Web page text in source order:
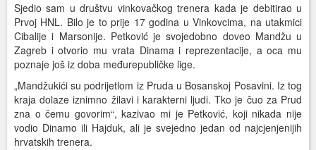
Sjedio sam u društvu vinkovačkog trenera kada je debitirao u
Prvoj HNL. Bilo je to prije 17 godina u Vinkovcima, na utakmici
Cibalije i Marsonije. Petković je svojedobno doveo Mandžu u
Zagreb i otvorio mu vrata Dinama i reprezentacije, a oca mu
poznaje još iz doba međurepubličke lige.
„Mandžukići su podrijetlom iz Pruda u Bosanskoj Posavini. Iz tog
kraja dolaze iznimno žilavi i karakterni ljudi. Tko je čuo za Prud
zna o čemu govorim“, kazivao mi je Petković, koji nikada nije
vodio Dinamo ili Hajduk, ali je svejedno jedan od najcjenjenijih
hrvatskih trenera.